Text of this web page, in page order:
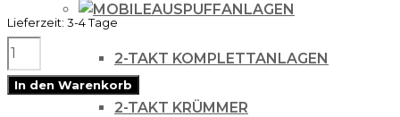
AUSPUFFANLAGEN
2-TAKT KOMPLETTANLAGEN
2-TAKT KRÜMMER
Lieferzeit: 3-4 Tage
FMF
POWERCORE
In den Warenkorb